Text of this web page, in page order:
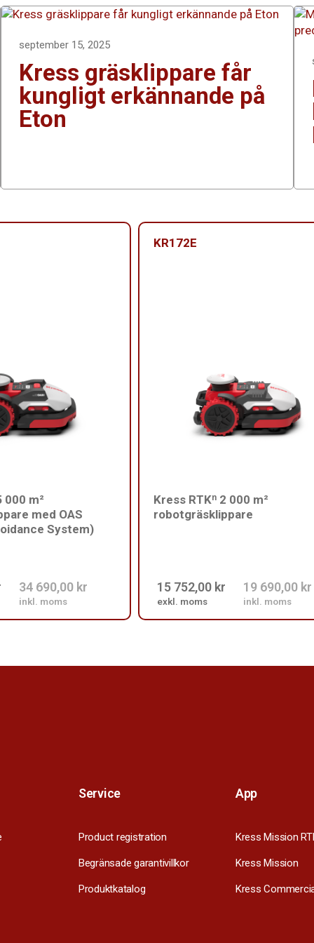
september 15, 2025
Kress gräsklippare får
kungligt erkännande på
Eton
000 m²
med OAS
System)
34 690,00 kr
inkl. moms
KR172E
Kress RTKⁿ 2 000 m²
robotgräsklippare
15 752,00 kr
exkl. moms
19 690,00 kr
inkl. moms
Service
Product registration
Begränsade garantivillkor
Produktkatalog
App
Kress Mission
Kress Mission
Kress